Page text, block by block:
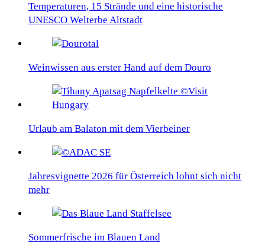
Temperaturen, 15 Strände und eine historische
UNESCO Welterbe Altstadt
Weinwissen aus erster Hand auf dem Douro
Urlaub am Balaton mit dem Vierbeiner
Jahresvignette 2026 für Österreich lohnt sich nicht
mehr
Sommerfrische im Blauen Land